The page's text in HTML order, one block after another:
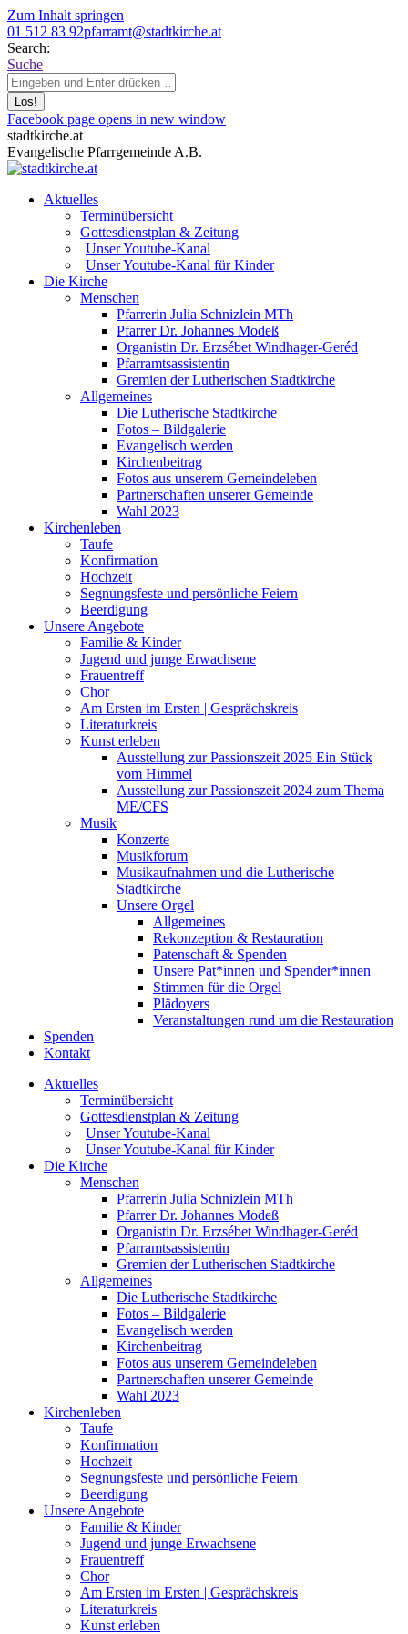
Zum Inhalt springen
01 512 83 92pfarramt@stadtkirche.at
Search:
Suche
Facebook page opens in new window
stadtkirche.at
Evangelische Pfarrgemeinde A.B.
Aktuelles
Terminübersicht
Gottesdienstplan & Zeitung
Unser Youtube-Kanal
Unser Youtube-Kanal für Kinder
Die Kirche
Menschen
Pfarrerin Julia Schnizlein MTh
Pfarrer Dr. Johannes Modeß
Organistin Dr. Erzsébet Windhager-Geréd
Pfarramtsassistentin
Gremien der Lutherischen Stadtkirche
Allgemeines
Die Lutherische Stadtkirche
Fotos – Bildgalerie
Evangelisch werden
Kirchenbeitrag
Fotos aus unserem Gemeindeleben
Partnerschaften unserer Gemeinde
Wahl 2023
Kirchenleben
Taufe
Konfirmation
Hochzeit
Segnungsfeste und persönliche Feiern
Beerdigung
Unsere Angebote
Familie & Kinder
Jugend und junge Erwachsene
Frauentreff
Chor
Am Ersten im Ersten | Gesprächskreis
Literaturkreis
Kunst erleben
Ausstellung zur Passionszeit 2025 Ein Stück
vom Himmel
Ausstellung zur Passionszeit 2024 zum Thema
ME/CFS
Musik
Konzerte
Musikforum
Musikaufnahmen und die Lutherische
Stadtkirche
Unsere Orgel
Allgemeines
Rekonzeption & Restauration
Patenschaft & Spenden
Unsere Pat*innen und Spender*innen
Stimmen für die Orgel
Plädoyers
Veranstaltungen rund um die Restauration
Spenden
Kontakt
Aktuelles
Terminübersicht
Gottesdienstplan & Zeitung
Unser Youtube-Kanal
Unser Youtube-Kanal für Kinder
Die Kirche
Menschen
Pfarrerin Julia Schnizlein MTh
Pfarrer Dr. Johannes Modeß
Organistin Dr. Erzsébet Windhager-Geréd
Pfarramtsassistentin
Gremien der Lutherischen Stadtkirche
Allgemeines
Die Lutherische Stadtkirche
Fotos – Bildgalerie
Evangelisch werden
Kirchenbeitrag
Fotos aus unserem Gemeindeleben
Partnerschaften unserer Gemeinde
Wahl 2023
Kirchenleben
Taufe
Konfirmation
Hochzeit
Segnungsfeste und persönliche Feiern
Beerdigung
Unsere Angebote
Familie & Kinder
Jugend und junge Erwachsene
Frauentreff
Chor
Am Ersten im Ersten | Gesprächskreis
Literaturkreis
Kunst erleben